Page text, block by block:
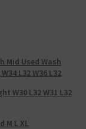
Mid Used Wash
L32 W36 L32
W30 L32 W31 L32
M L XL